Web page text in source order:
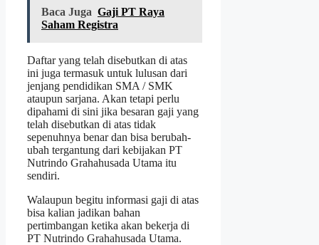
Baca Juga Gaji PT Raya
Saham Registra
Daftar yang telah disebutkan di atas
ini juga termasuk untuk lulusan dari
jenjang pendidikan SMA / SMK
ataupun sarjana. Akan tetapi perlu
dipahami di sini jika besaran gaji yang
telah disebutkan di atas tidak
sepenuhnya benar dan bisa berubah-
ubah tergantung dari kebijakan PT
Nutrindo Grahahusada Utama itu
sendiri.
Walaupun begitu informasi gaji di atas
bisa kalian jadikan bahan
pertimbangan ketika akan bekerja di
PT Nutrindo Grahahusada Utama.